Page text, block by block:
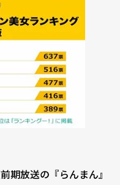
期放送の『らんまん』